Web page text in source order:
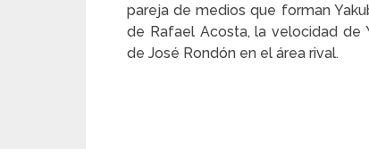
pareja de medios que forman
de Rafael Acosta, la velocidad de
de José Rondón en el área rival.